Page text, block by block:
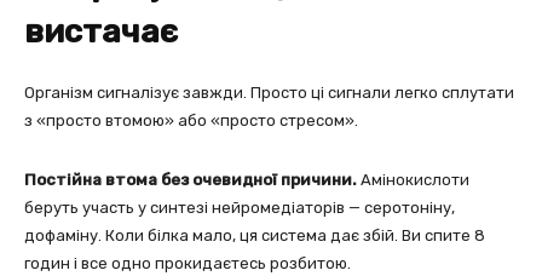
вистачає
Організм сигналізує завжди. Просто ці сигнали легко сплутати
з «просто втомою» або «просто стресом».
Постійна втома без очевидної причини. Амінокислоти
беруть участь у синтезі нейромедіаторів — серотоніну,
дофаміну. Коли білка мало, ця система дає збій. Ви спите 8
годин і все одно прокидаєтесь розбитою.